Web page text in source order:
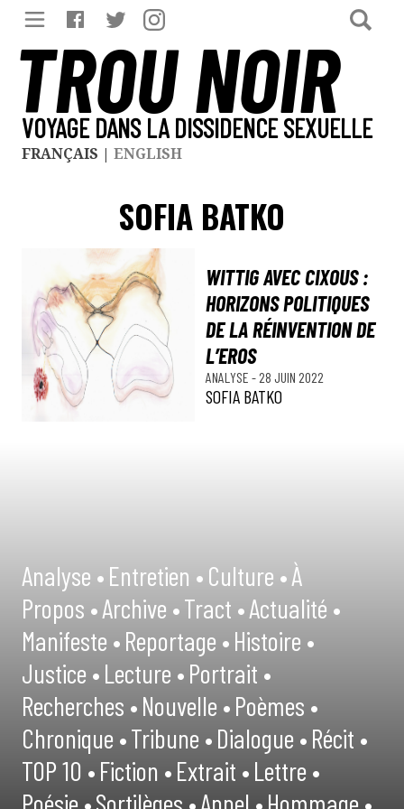
TROU NOIR
VOYAGE DANS LA DISSIDENCE SEXUELLE
FRANÇAIS | ENGLISH
SOFIA BATKO
WITTIG AVEC CIXOUS :
HORIZONS POLITIQUES
DE LA RÉINVENTION DE
L’EROS
ANALYSE - 28 JUIN 2022
SOFIA BATKO
Analyse •Entretien •Culture •À
Propos •Archive •Tract •Actualité •
Manifeste •Reportage •Histoire •
Justice •Lecture •Portrait •
Recherches •Nouvelle •Poèmes •
Chronique •Tribune •Dialogue •Récit •
TOP 10 •Fiction •Extrait •Lettre •